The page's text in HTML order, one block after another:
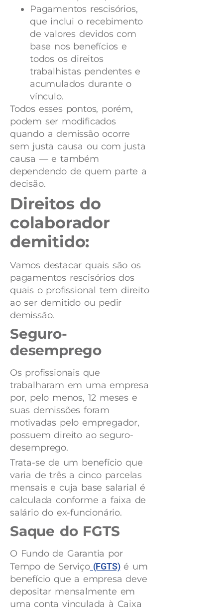
Pagamentos rescisórios,
que inclui o recebimento
de valores devidos com
base nos benefícios e
todos os direitos
trabalhistas pendentes e
acumulados durante o
vínculo.
Todos esses pontos, porém,
podem ser modificados
quando a demissão ocorre
sem justa causa ou com justa
causa — e também
dependendo de quem parte a
decisão.
Direitos do
colaborador
demitido:
Vamos destacar quais são os
pagamentos rescisórios dos
quais o profissional tem direito
ao ser demitido ou pedir
demissão.
Seguro-
desemprego
Os profissionais que
trabalharam em uma empresa
por, pelo menos, 12 meses e
suas demissões foram
motivadas pelo empregador,
possuem direito ao seguro-
desemprego.
Trata-se de um benefício que
varia de três a cinco parcelas
mensais e cuja base salarial é
calculada conforme a faixa de
salário do ex-funcionário.
Saque do FGTS
O Fundo de Garantia por
Tempo de Serviço(FGTS)é um
benefício que a empresa deve
depositar mensalmente em
uma conta vinculada à Caixa